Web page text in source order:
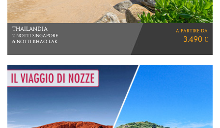
SEYCHELLES
7 NOTTI
MEZZA PENSIONE
a partire da
2.640 €